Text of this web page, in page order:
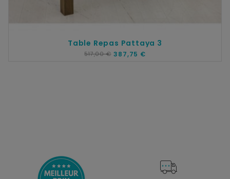
Table Repas Pattaya 3
517,00 € 387,75 €